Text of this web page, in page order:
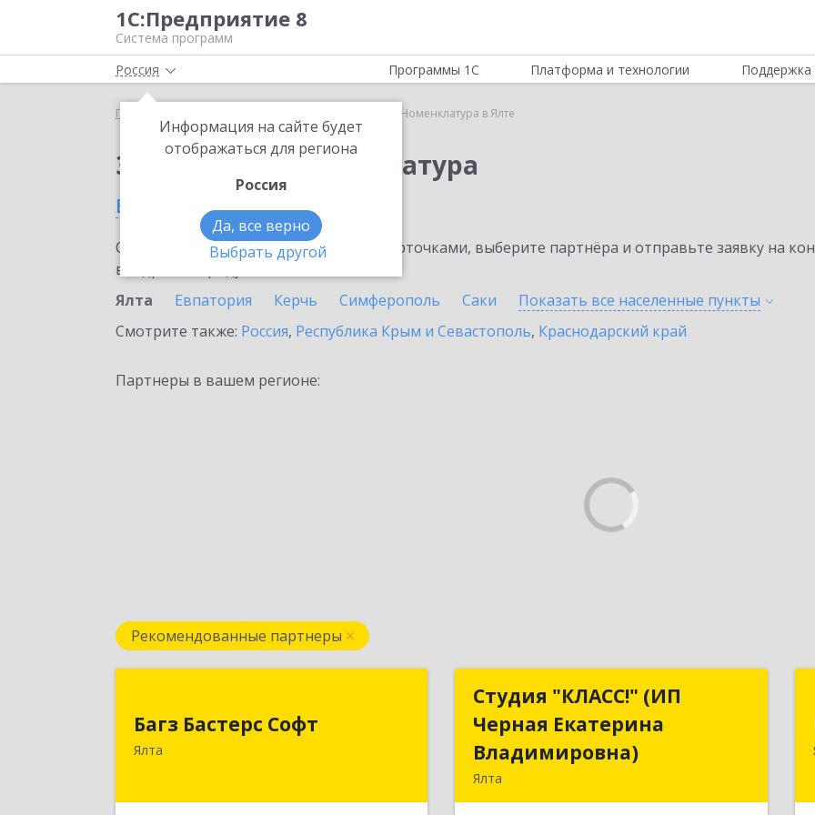
1С:Предприятие 8
Система программ
Россия
Информация на сайте будет
отображаться для региона
Россия
Да, все верно
Выбрать другой
Программы 1С Платформа и технологии Поддержка
Главная 1С:Номенклатура в Ялте
Заказать 1С:Номенклатура
в Ялте
Ознакомьтесь с информационными карточками, выберите партнёра и отправьте заявку на
внедрение продукта.
Ялта
Евпатория Керчь Симферополь Саки Показать все населенные пункты
Смотрите также: Россия, Республика Крым и Севастополь, Краснодарский край
Партнеры в вашем регионе:
Рекомендованные партнеры
Багз Бастерс Софт
Ялта
298603, Крым Респ, Ялта г, Свердлова
Подробнее
Студия "КЛАСС!" (ИП
Черная Екатерина
Владимировна)
Ялта
Студия "КЛАСС!" (ИП
Черная Екатерина
Владимировна)